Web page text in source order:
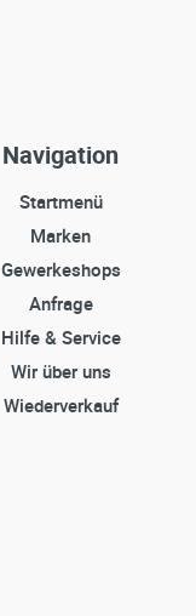
Navigation
Startmenü
Marken
Gewerkeshops
Anfrage
Hilfe & Service
Wir über uns
Wiederverkauf